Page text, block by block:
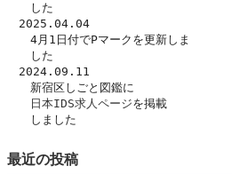
した
2025.04.04
4月1日付でPマークを更新しま
した
2024.09.11
新宿区しごと図鑑に
日本IDS求人ページを掲載
しました
最近の投稿